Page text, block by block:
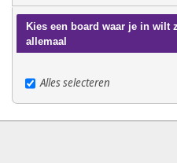
Kies een board waar je in wilt
allemaal
Alles selecteren